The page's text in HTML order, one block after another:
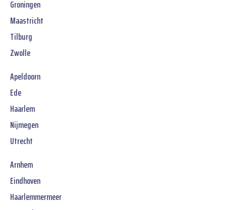
Groningen
Maastricht
Tilburg
Zwolle
Apeldoorn
Ede
Haarlem
Nijmegen
Utrecht
Arnhem
Eindhoven
Haarlemmermeer